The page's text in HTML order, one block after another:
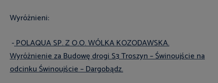
Wyróżnieni:
-POLAQUA SP. Z O.O. WÓLKA KOZODAWSKA.
Wyróżnienie za Budowę drogi S3 Troszyn – Świnoujście na
odcinku Świnoujście – Dargobądz.